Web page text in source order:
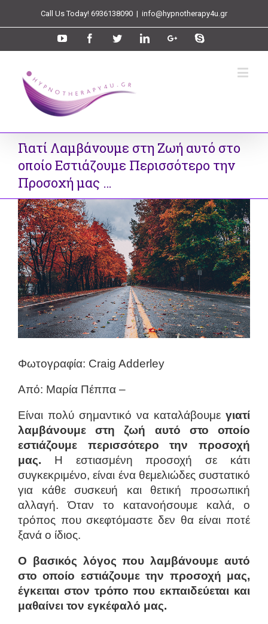
Call Us Today! 6936138090 | info@hypnotherapy4u.gr
Γιατί Λαμβάνουμε στη Ζωή αυτό στο
οποίο Εστιάζουμε Περισσότερο την
Προσοχή μας …
Φωτογραφία: Craig Adderley
Από: Μαρία Πέππα –
Είναι πολύ σημαντικό να καταλάβουμε γιατί
λαμβάνουμε στη ζωή αυτό στο οποίο
εστιάζουμε περισσότερο την προσοχή
μας. Η εστιασμένη προσοχή σε κάτι
συγκεκριμένο, είναι ένα θεμελιώδες συστατικό
για κάθε συσκευή και θετική προσωπική
αλλαγή. Όταν το κατανοήσουμε καλά, ο
τρόπος που σκεφτόμαστε δεν θα είναι ποτέ
ξανά ο ίδιος.
Ο βασικός λόγος που λαμβάνουμε αυτό
στο οποίο εστιάζουμε την προσοχή μας,
έγκειται στον τρόπο που εκπαιδεύεται και
μαθαίνει τον εγκέφαλό μας.